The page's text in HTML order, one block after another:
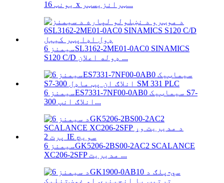
یونټ 16 x ټرانزیسټر...
سیمنز 6SL3162-2ME01-0AC0 SINAMICS
S120 C/D ډوله اعلان ...
سیمنز 6ES7331-7NF00-0AB0 سیماټیک S7-
300 انلاګ انپ...
سیمنز 6GK5206-2BS00-2AC2 SCALANCE
XC206-2SFP مدیریت ...